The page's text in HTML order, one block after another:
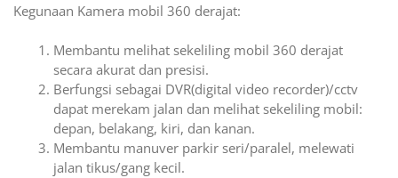
Kegunaan Kamera mobil 360 derajat:
Membantu melihat sekeliling mobil 360 derajat
secara akurat dan presisi.
Berfungsi sebagai DVR(digital video recorder)/cctv
dapat merekam jalan dan melihat sekeliling mobil:
depan, belakang, kiri, dan kanan.
Membantu manuver parkir seri/paralel, melewati
jalan tikus/gang kecil.